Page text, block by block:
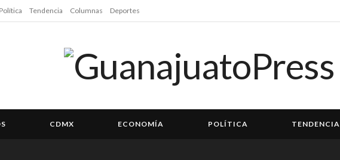
Política Tendencia Columnas Deportes
CDMX ECONOMÍA POLÍTICA TENDENCIA